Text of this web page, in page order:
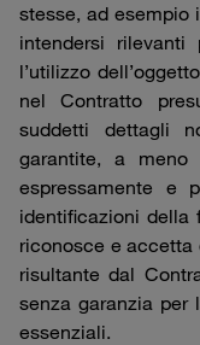
stesse, ad esempio
intendersi
l’utilizzo
nel Contratto
suddetti dettagli
garantite, a
espressamente e
identificazioni della
riconosce e accetta
risultante dal
senza garanzia per
essenziali.